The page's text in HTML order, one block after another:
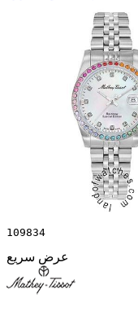
109834
عرض سريع